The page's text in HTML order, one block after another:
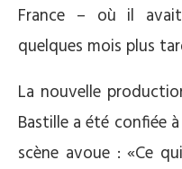
France – où il
quelques mois plus
La nouvelle
Bastille a été confiée
scène avoue : «Ce